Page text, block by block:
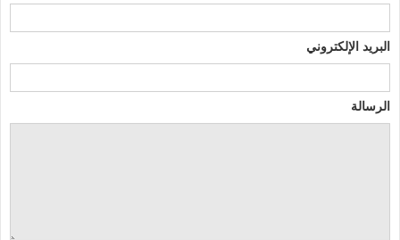
البريد الإلكتروني
الرسالة